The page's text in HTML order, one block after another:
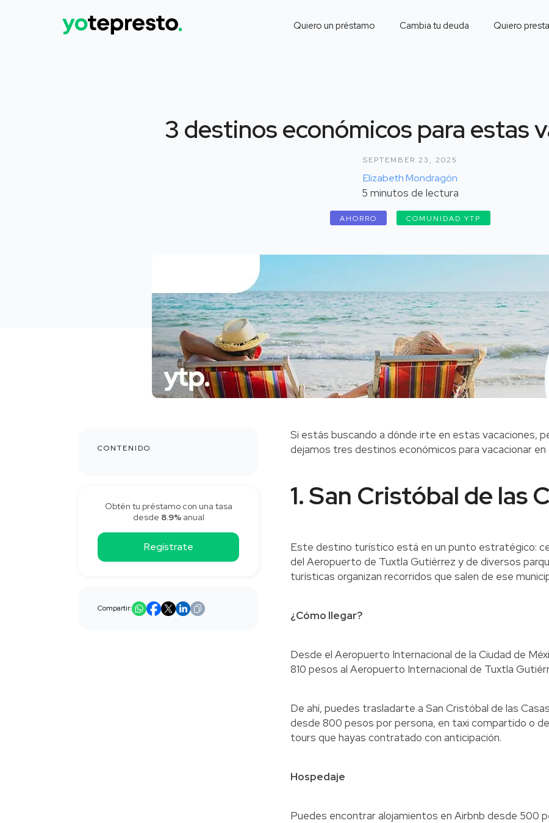
Quiero un préstamo Cambia tu deuda Quiero
3 destinos económicos para estas
SEPTEMBER 23, 2025
Elizabeth Mondragón
5 minutos de lectura
AHORRO COMUNIDAD YTP
CONTENIDO
Obtén tu préstamo con una tasa
desde 8.9%anual
Regístrate
Compartir:
Si estás buscando a dónde irte en estas vacaciones,
dejamos tres destinos económicos para vacacionar en
1. San Cristóbal de las
Este destino turístico está en un punto estratégico:
del Aeropuerto de Tuxtla Gutiérrez y de diversos
turísticas organizan recorridos que salen de ese
¿Cómo llegar?
Desde el Aeropuerto Internacional de la Ciudad de
810 pesos al Aeropuerto Internacional de Tuxtla
De ahí, puedes trasladarte a San Cristóbal de las
desde 800 pesos por persona, en taxi compartido o
tours que hayas contratado con anticipación.
Hospedaje
Puedes encontrar alojamientos en Airbnb desde 500